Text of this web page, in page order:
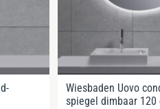
Wiesbaden Uovo
spiegel dimbaar 120